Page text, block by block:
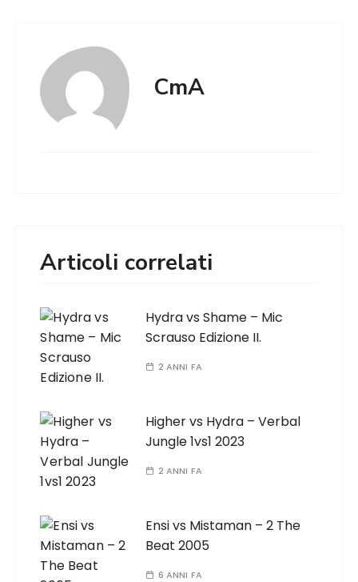
CmA
Articoli correlati
Hydra vs Shame – Mic
Scrauso Edizione II.
2 ANNI FA
Higher vs Hydra – Verbal
Jungle 1vs1 2023
2 ANNI FA
Ensi vs Mistaman – 2 The
Beat 2005
6 ANNI FA